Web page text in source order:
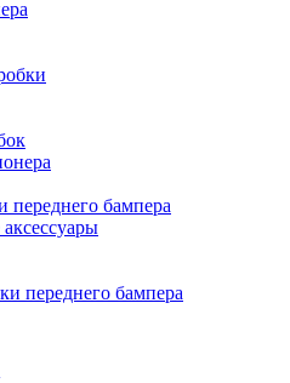
переднего бампера
переднего бампера